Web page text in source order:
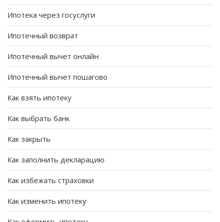
Ипотека через госуслуги
Ипотечный возврат
Ипотечный вычет онлайн
Ипотечный вычет пошагово
Как взять ипотеку
Как выбрать банк
Как закрыть
Как заполнить декларацию
Как избежать страховки
Как изменить ипотеку